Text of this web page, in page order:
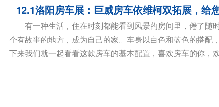
12.1洛阳房车展：巨威房车依维柯双拓展，给
有一种生活，住在时刻都能看到风景的房间里，倦了
个有故事的地方，成为自己的家。车身以白色和蓝色的搭
下来我们就一起看看这款房车的基本配置，喜欢房车的你，